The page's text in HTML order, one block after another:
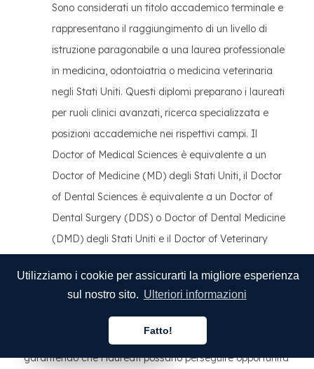
Utilizziamo i cookie per assicurarti la migliore esperienza
sul nostro sito. Ulteriori informazioni
Fatto!
Sono considerati un titolo accademico terminale e
rappresentano il raggiungimento di un livello di
istruzione paragonabile a una laurea professionale
in medicina, odontoiatria o medicina veterinaria
negli Stati Uniti. Questi diplomi preparano i laureati
per ruoli clinici avanzati, ricerca specializzata e
posizioni accademiche nei rispettivi campi. Il
Doctor of Medical Sciences è equivalente a un
Doctor of Medicine (MD) degli Stati Uniti, il Doctor
of Dental Sciences è equivalente a un Doctor of
Dental Surgery (DDS) o Doctor of Dental Medicine
(DMD) degli Stati Uniti e il Doctor of Veterinary
Medicine (DVM) degli Stati Uniti.
Il sistema educativo giapponese produce credenziali
completamente allineate con gli standard statunitensi,
garantendo che i laureati possano perseguire opportunità
Italiano
Italiano
Italiano